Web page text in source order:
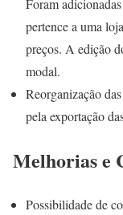
Foram
pertence a uma
preços. A edição
modal.
Reorganização
pela exportação
Melhorias e
Possibilidade de